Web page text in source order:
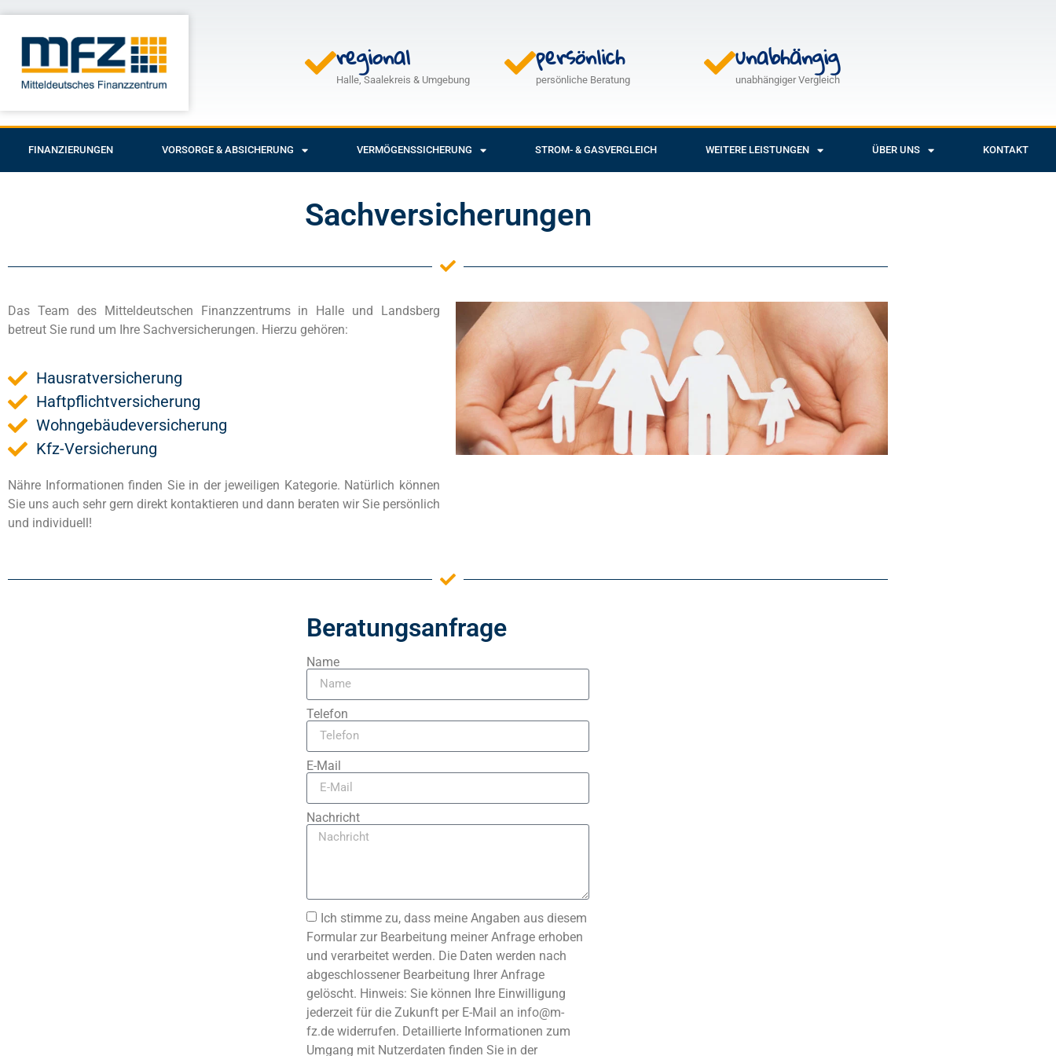
regional
Halle, Saalekreis & Umgebung
persönlich
persönliche Beratung
unabhängig
unabhängiger Vergleich
FINANZIERUNGEN VORSORGE & ABSICHERUNG VERMÖGENSSICHERUNG STROM- & GASVERGLEICH WEITERE LEISTUNGEN ÜBER UNS KONTAKT
Sachversicherungen
Das Team des Mitteldeutschen Finanzzentrums in Halle und Landsberg
betreut Sie rund um Ihre Sachversicherungen. Hierzu gehören:
Hausratversicherung
Haftpflichtversicherung
Wohngebäudeversicherung
Kfz-Versicherung
Nähre Informationen finden Sie in der jeweiligen Kategorie. Natürlich können
Sie uns auch sehr gern direkt kontaktieren und dann beraten wir Sie persönlich
und individuell!
Beratungsanfrage
Name
Telefon
E-Mail
Nachricht
Ich stimme zu, dass meine Angaben aus diesem
Formular zur Bearbeitung meiner Anfrage erhoben
und verarbeitet werden. Die Daten werden nach
abgeschlossener Bearbeitung Ihrer Anfrage
gelöscht. Hinweis: Sie können Ihre Einwilligung
jederzeit für die Zukunft per E-Mail an info@m-
fz.de widerrufen. Detaillierte Informationen zum
Umgang mit Nutzerdaten finden Sie in der